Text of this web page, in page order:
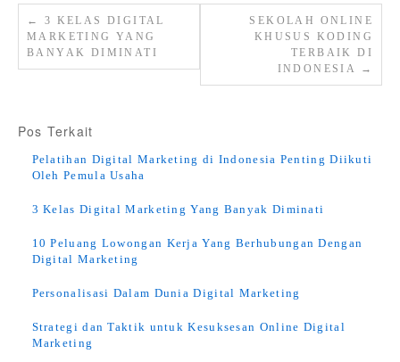
←
3 KELAS DIGITAL
MARKETING YANG
BANYAK DIMINATI
SEKOLAH ONLINE
KHUSUS KODING
TERBAIK DI
INDONESIA
→
Pos Terkait
Pelatihan Digital Marketing di Indonesia Penting Diikuti
Oleh Pemula Usaha
3 Kelas Digital Marketing Yang Banyak Diminati
10 Peluang Lowongan Kerja Yang Berhubungan Dengan
Digital Marketing
Personalisasi Dalam Dunia Digital Marketing
Strategi dan Taktik untuk Kesuksesan Online Digital
Marketing